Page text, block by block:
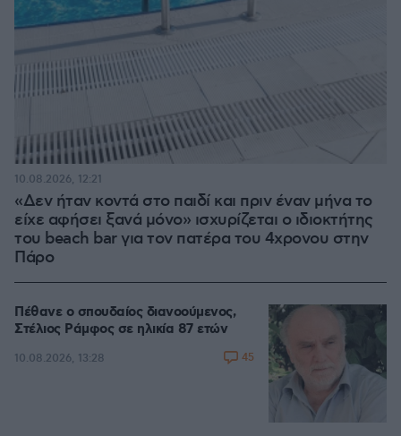
«Δεν ήταν κοντά στο παιδί και πριν έναν μήνα το
είχε αφήσει ξανά μόνο» ισχυρίζεται ο ιδιοκτήτης
του beach bar για τον πατέρα του 4χρονου στην
Πάρο
10.08.2026, 12:21
Πέθανε ο σπουδαίος διανοούμενος,
Στέλιος Ράμφος σε ηλικία 87 ετών
10.08.2026, 13:28 45